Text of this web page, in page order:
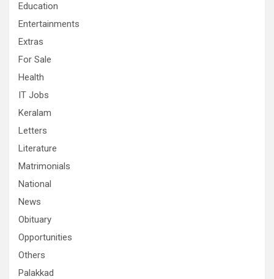
Education
Entertainments
Extras
For Sale
Health
IT Jobs
Keralam
Letters
Literature
Matrimonials
National
News
Obituary
Opportunities
Others
Palakkad